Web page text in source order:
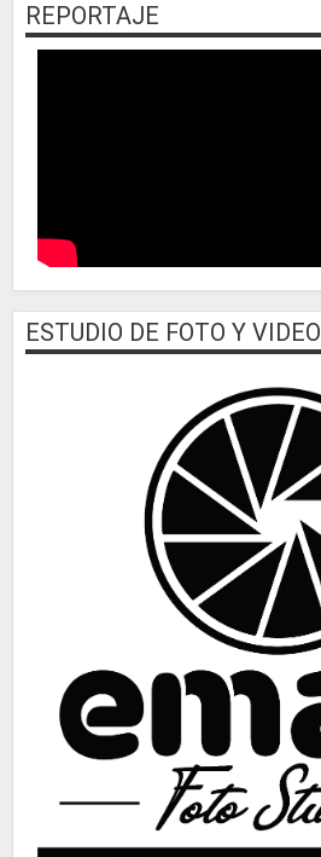
REPORTAJE
ESTUDIO DE FOTO Y VIDEO